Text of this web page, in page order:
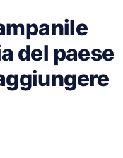
del paese